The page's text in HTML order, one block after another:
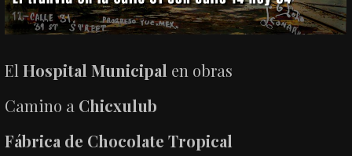
ElHospital Municipal en obras
Camino a Chicxulub
Fábrica de Chocolate Tropical